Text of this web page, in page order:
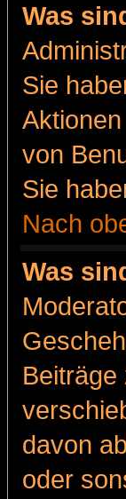
Was
Sie
von
Sie
Nach
Was
davon
oder